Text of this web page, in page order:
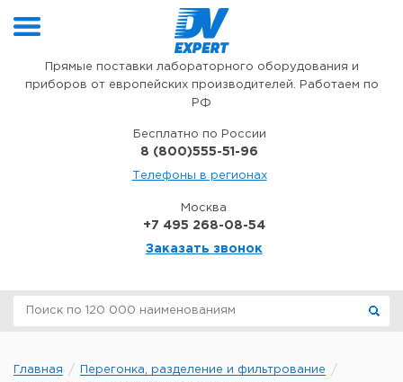
Прямые поставки лабораторного оборудования и
приборов от европейских производителей. Работаем по
РФ
Бесплатно по России
8 (800)555-51-96
Телефоны в регионах
Москва
+7 495 268-08-54
Заказать звонок
Главная
Перегонка, разделение и фильтрование